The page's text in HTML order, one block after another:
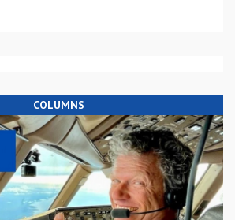
COLUMNS